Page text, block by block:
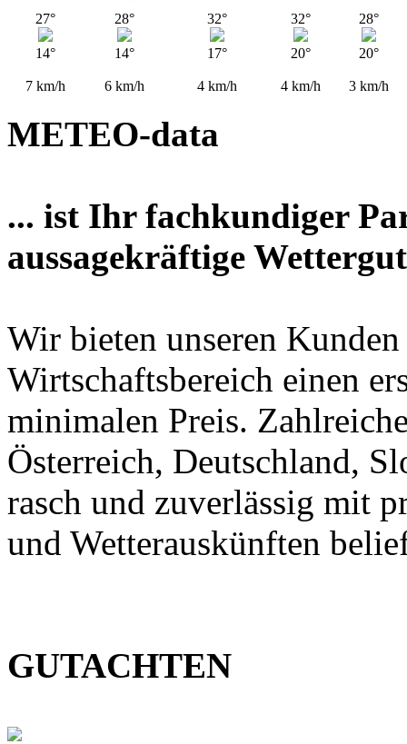
27°
14°
7km/h
28°
14°
6km/h
32°
17°
4km/h
32°
20°
4km/h
28°
20°
3 km/h
METEO-data
... ist Ihr fachkundiger
aussagekräftige
Wir bieten unseren
Wirtschaftsbereich einen
minimalen Preis.
Österreich, Deutschland,
rasch und zuverlässig mit
und Wetterauskünften
GUTACHTEN